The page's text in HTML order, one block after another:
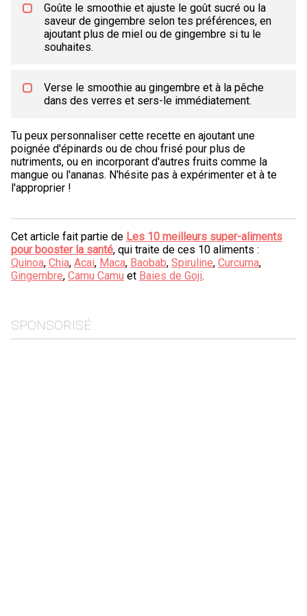
Goûte le smoothie et ajuste le goût sucré ou la
saveur de gingembre selon tes préférences, en
ajoutant plus de miel ou de gingembre si tu le
souhaites.
Verse le smoothie au gingembre et à la pêche
dans des verres et sers-le immédiatement.
Tu peux personnaliser cette recette en ajoutant une
poignée d'épinards ou de chou frisé pour plus de
nutriments, ou en incorporant d'autres fruits comme la
mangue ou l'ananas. N'hésite pas à expérimenter et à te
l'approprier !
Cet article fait partie de Les 10 meilleurs super-aliments
pour booster la santé, qui traite de ces 10 aliments :
Quinoa, Chia, Acai, Maca, Baobab, Spiruline, Curcuma,
Gingembre, Camu Camu et Baies de Goji.
SPONSORISÉ